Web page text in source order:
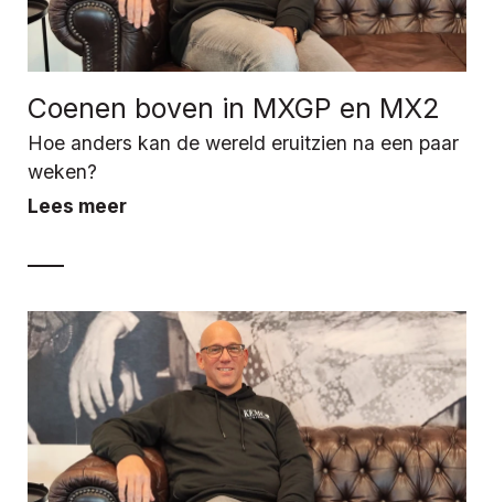
Coenen boven in MXGP en MX2
Hoe anders kan de wereld eruitzien na een paar
weken?
Lees meer